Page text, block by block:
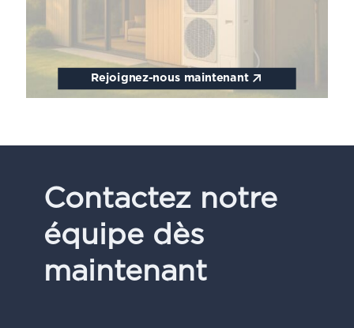
Rejoignez-nous maintenant
Contactez notre
équipe dès
maintenant